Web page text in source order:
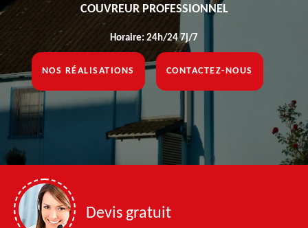
COUVREUR PROFESSIONNEL
Horaire: 24h/24 7j/7
NOS RÉALISATIONS CONTACTEZ-NOUS
Devis gratuit